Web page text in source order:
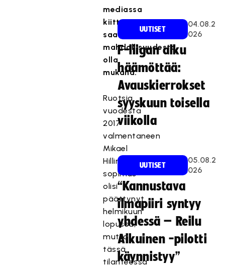
mediassa
kiittää
saamastaan
mahdollisuudesta
olla
mukana.
Ruotsia
vuodesta
2017
valmentaneen
Mikael
Hillin
sopimus
olisi
päättynyt
helmikuun
lopussa,
mutta
tässä
tilanteessa
UUTISET
04.08.2
026
F-liigan alku
häämöttää:
Avauskierrokset
syyskuun toisella
viikolla
UUTISET
05.08.2
026
“Kannustava
ilmapiiri syntyy
yhdessä – Reilu
Aikuinen -pilotti
käynnistyy”